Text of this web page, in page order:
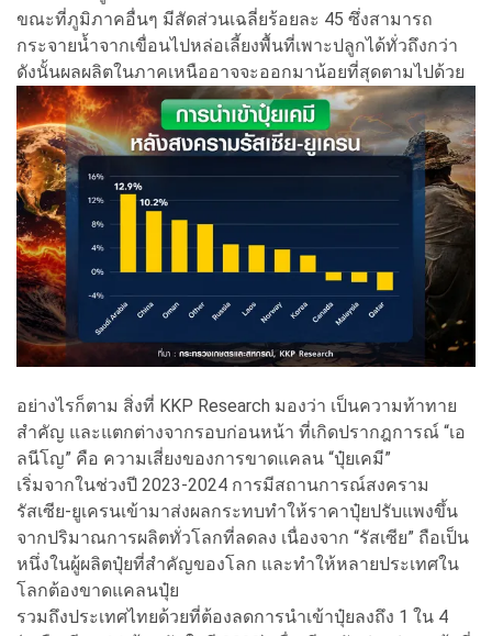
ขณะที่ภูมิภาคอื่นๆ มีสัดส่วนเฉลี่ยร้อยละ 45 ซึ่งสามารถ
กระจายน้ำจากเขื่อนไปหล่อเลี้ยงพื้นที่เพาะปลูกได้ทั่วถึงกว่า
ดังนั้นผลผลิตในภาคเหนืออาจจะออกมาน้อยที่สุดตามไปด้วย
อย่างไรก็ตาม สิ่งที่ KKP Research มองว่า เป็นความท้าทาย
สำคัญ และแตกต่างจากรอบก่อนหน้า ที่เกิดปรากฎการณ์ “เอ
ลนีโญ” คือ ความเสี่ยงของการขาดแคลน “ปุ๋ยเคมี”
เริ่มจากในช่วงปี 2023-2024 การมีสถานการณ์สงคราม
รัสเซีย-ยูเครนเข้ามาส่งผลกระทบทำให้ราคาปุ๋ยปรับแพงขึ้น
จากปริมาณการผลิตทั่วโลกที่ลดลง เนื่องจาก “รัสเซีย” ถือเป็น
หนึ่งในผู้ผลิตปุ๋ยที่สำคัญของโลก และทำให้หลายประเทศใน
โลกต้องขาดแคลนปุ๋ย
รวมถึงประเทศไทยด้วยที่ต้องลดการนำเข้าปุ๋ยลงถึง 1 ใน 4